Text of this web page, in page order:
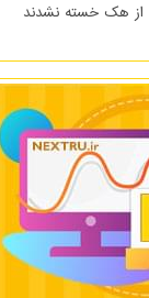
هک خسته نشدند